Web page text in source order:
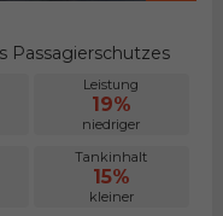
Passagierschutzes
Leistung
19%
niedriger
Tankinhalt
15%
kleiner